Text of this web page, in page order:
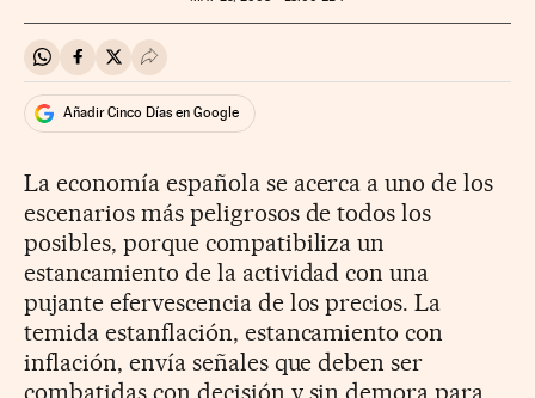
Compartir en Whatsapp
Compartir en Facebook
Compartir en Twitter
Desplegar Redes Sociales
Añadir Cinco Días en Google
La economía española se acerca a uno de los
escenarios más peligrosos de todos los
posibles, porque compatibiliza un
estancamiento de la actividad con una
pujante efervescencia de los precios. La
temida estanflación, estancamiento con
inflación, envía señales que deben ser
combatidas con decisión y sin demora para